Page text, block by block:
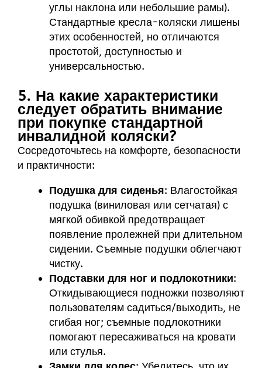
углы наклона или небольшие рамы).
Стандартные кресла-коляски лишены
этих особенностей, но отличаются
простотой, доступностью и
универсальностью.
5. На какие характеристики
следует обратить внимание
при покупке стандартной
инвалидной коляски?
Сосредоточьтесь на комфорте, безопасности
и практичности:
Подушка для сиденья: Влагостойкая
подушка (виниловая или сетчатая) с
мягкой обивкой предотвращает
появление пролежней при длительном
сидении. Съемные подушки облегчают
чистку.
Подставки для ног и подлокотники:
Откидывающиеся подножки позволяют
пользователям садиться/выходить, не
сгибая ног; съемные подлокотники
помогают пересаживаться на кровати
или стулья.